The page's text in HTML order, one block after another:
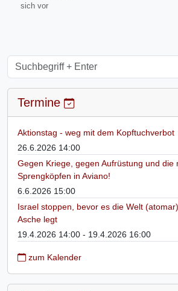
sich vor
Termine
Aktionstag - weg mit dem Kopftuchverbot
26.6.2026 14:00
Gegen Kriege, gegen Aufrüstung und die
Sprengköpfen in Aviano!
6.6.2026 15:00
Israel stoppen, bevor es die Welt
Asche legt
19.4.2026 14:00 - 19.4.2026 16:00
zum Kalender